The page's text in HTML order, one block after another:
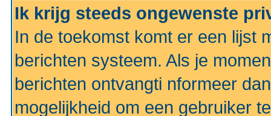
Ik krijg steeds ongewenste
In de toekomst komt er een lijst
berichten systeem. Als je
berichten ontvangti nformeer
mogelijkheid om een gebruiker